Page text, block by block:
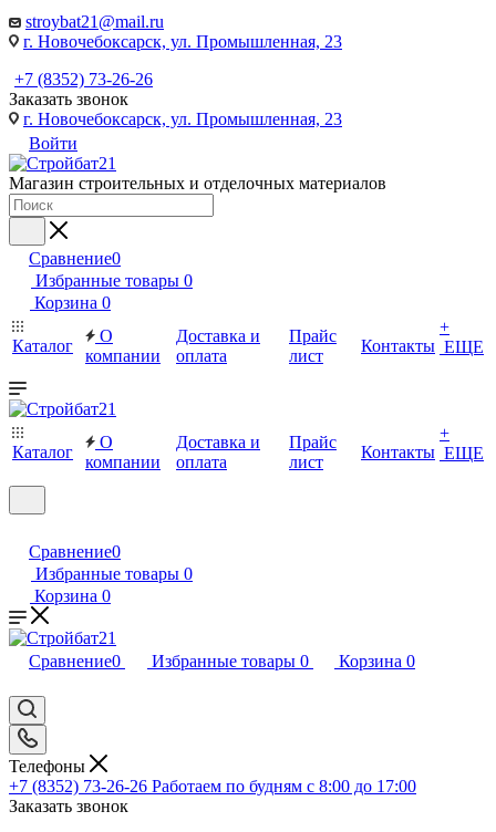
stroybat21@mail.ru
г. Новочебоксарск, ул. Промышленная, 23
+7 (8352) 73-26-26
Заказать звонок
г. Новочебоксарск, ул. Промышленная, 23
Войти
Магазин строительных и отделочных материалов
Сравнение0
Избранные товары 0
Корзина 0
Каталог
О
компании
Доставка и
оплата
Прайс
лист
Контакты
+
ЕЩЕ
Каталог
О
компании
Доставка и
оплата
Прайс
лист
Контакты
+
ЕЩЕ
Сравнение0
Избранные товары 0
Корзина 0
Сравнение0 Избранные товары 0 Корзина 0
Телефоны
+7 (8352) 73-26-26 Работаем по будням с 8:00 до 17:00
Заказать звонок